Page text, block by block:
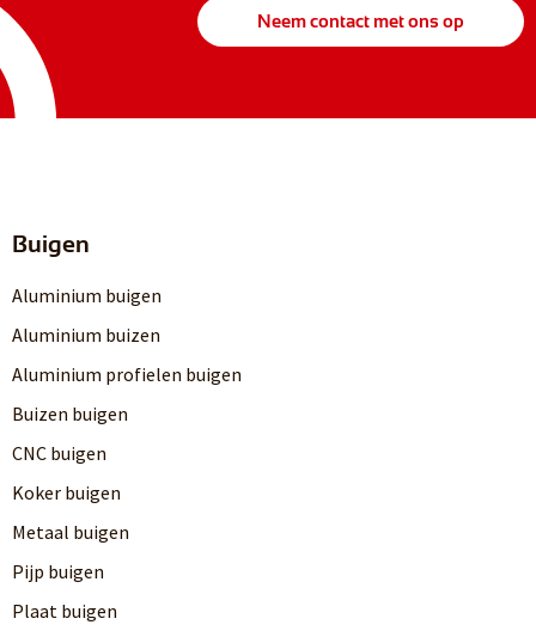
Neem contact met ons op
Buigen
Aluminium buigen
Aluminium buizen
Aluminium profielen buigen
Buizen buigen
CNC buigen
Koker buigen
Metaal buigen
Pijp buigen
Plaat buigen